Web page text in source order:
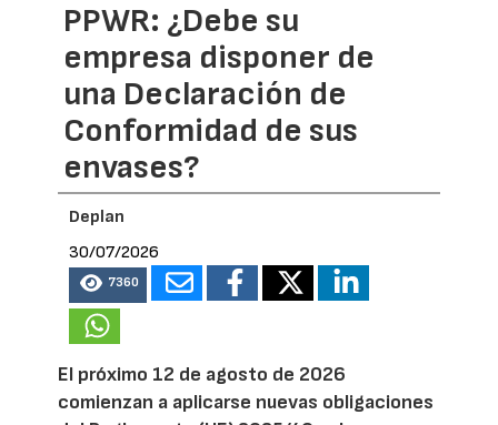
PPWR: ¿Debe su
empresa disponer de
una Declaración de
Conformidad de sus
envases?
Deplan
30/07/2026
7360
El próximo 12 de agosto de 2026
comienzan a aplicarse nuevas obligaciones